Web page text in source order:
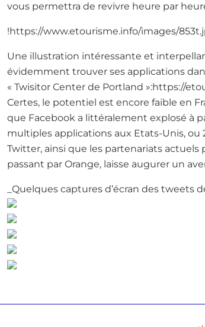
vous permettra de revivre heure par
!https://www.etourisme.info/images/
Une illustration intéressante et
évidemment trouver ses applications
« Twisitor Center de Portland »:https://
Certes, le potentiel est encore faible en
que Facebook a littéralement explosé à
multiples applications aux Etats-Unis,
Twitter, ainsi que les partenariats actuels
passant par Orange, laisse augurer un
_Quelques captures d’écran des tweets